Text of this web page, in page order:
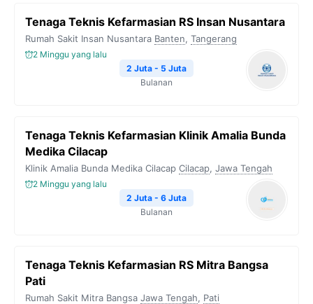
Tenaga Teknis Kefarmasian RS Insan Nusantara
Rumah Sakit Insan Nusantara Banten, Tangerang
2 Minggu yang lalu
2 Juta - 5 Juta
Bulanan
Tenaga Teknis Kefarmasian Klinik Amalia Bunda
Medika Cilacap
Klinik Amalia Bunda Medika Cilacap Cilacap, Jawa Tengah
2 Minggu yang lalu
2 Juta - 6 Juta
Bulanan
Tenaga Teknis Kefarmasian RS Mitra Bangsa
Pati
Rumah Sakit Mitra Bangsa Jawa Tengah, Pati